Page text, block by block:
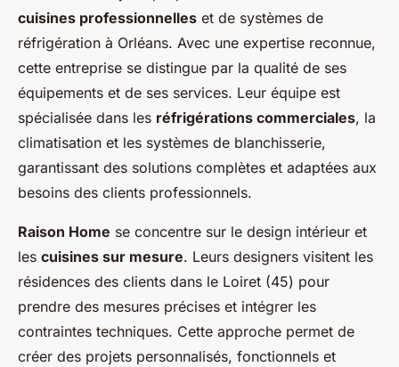
cuisines professionnelles et de systèmes de
réfrigération à Orléans. Avec une expertise reconnue,
cette entreprise se distingue par la qualité de ses
équipements et de ses services. Leur équipe est
spécialisée dans les réfrigérations commerciales, la
climatisation et les systèmes de blanchisserie,
garantissant des solutions complètes et adaptées aux
besoins des clients professionnels.
Raison Home se concentre sur le design intérieur et
les cuisines sur mesure. Leurs designers visitent les
résidences des clients dans le Loiret (45) pour
prendre des mesures précises et intégrer les
contraintes techniques. Cette approche permet de
créer des projets personnalisés, fonctionnels et